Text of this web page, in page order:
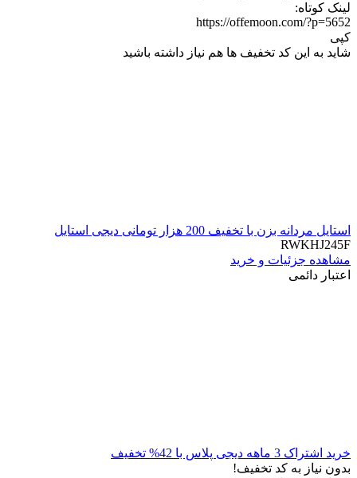
لینک کوتاه:
https://offemoon.com/?p=5652
کپی
شاید به این کد تخفیف ها هم نیاز داشته باشید
استایل مردانه بزن با تخفیف 200 هزار تومانی دیجی استایل
RWKHJ245F
مشاهده جزئیات و خرید
اعتبار دائمی
خرید اشتراک 3 ماهه دیجی پلاس با 42% تخفیف
بدون نیاز به کد تخفیف!